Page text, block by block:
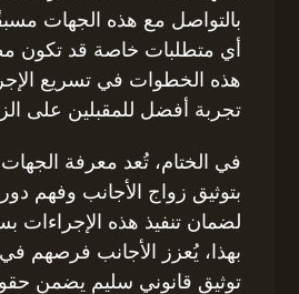
بالتواصل مع هذه الجهات
أي متطلبات خاصة قد تكون
هذه الخطوات في تسريع
تجربة أفضل للمقبلين على
في الختام، تُعد معرفة الجهات
بتوثيق زواج الأجانب وفهم
لضمان تنفيذ هذه الإجراءات
بهذا، يُعزز الأجانب فرصهم
توثيق قانوني سليم يضمن